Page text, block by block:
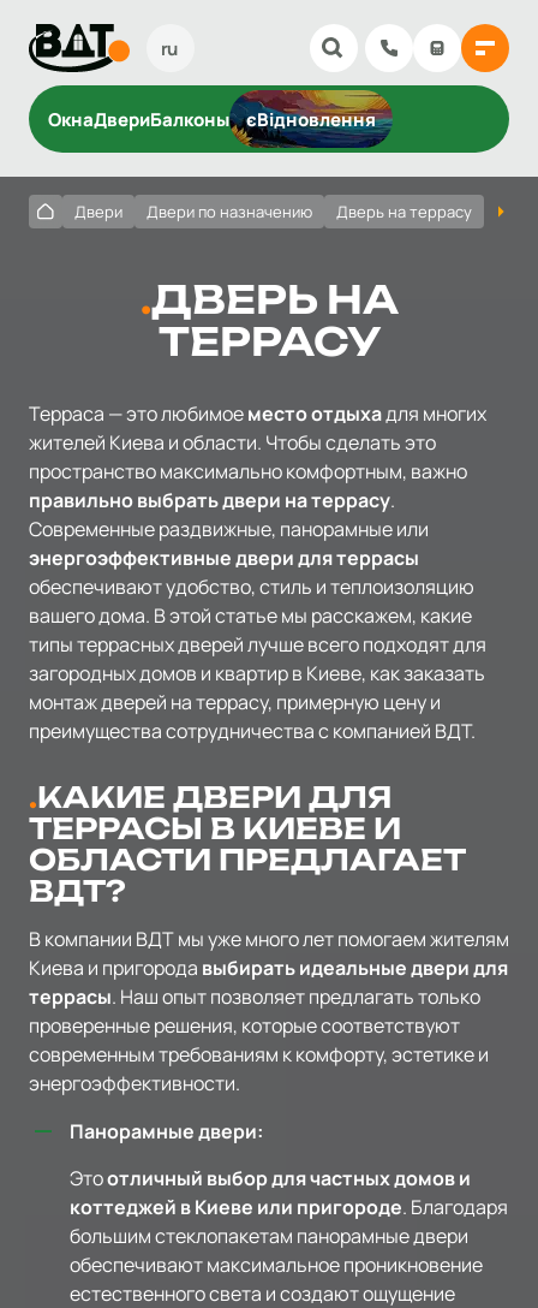
ru
ОкнаДвериБалконы єВідновлення
Двери Двери по назначению Дверь на террасу
ДВЕРЬ НА
ТЕРРАСУ
Терраса — это любимоеместо отдыхадля многих
жителей Киева и области. Чтобы сделать это
пространство максимально комфортным, важно
правильно выбрать двери на террасу.
Современные раздвижные, панорамные или
энергоэффективные двери для террасы
обеспечивают удобство, стиль и теплоизоляцию
вашего дома. В этой статье мы расскажем, какие
типы террасных дверей лучше всего подходят для
загородных домов и квартир в Киеве, как заказать
монтаж дверей на террасу, примерную цену и
преимущества сотрудничества с компанией ВДТ.
КАКИЕ ДВЕРИ ДЛЯ
ТЕРРАСЫ В КИЕВЕ И
ОБЛАСТИ ПРЕДЛАГАЕТ
ВДТ?
В компании ВДТ мы уже много лет помогаем жителям
Киева и пригорода выбирать идеальные двери для
террасы. Наш опыт позволяет предлагать только
проверенные решения, которые соответствуют
современным требованиям к комфорту, эстетике и
энергоэффективности.
Панорамные двери:
Этоотличный выбор для частных домов и
коттеджей в Киеве или пригороде. Благодаря
большим стеклопакетам панорамные двери
обеспечивают максимальное проникновение
естественного света и создают ощущение